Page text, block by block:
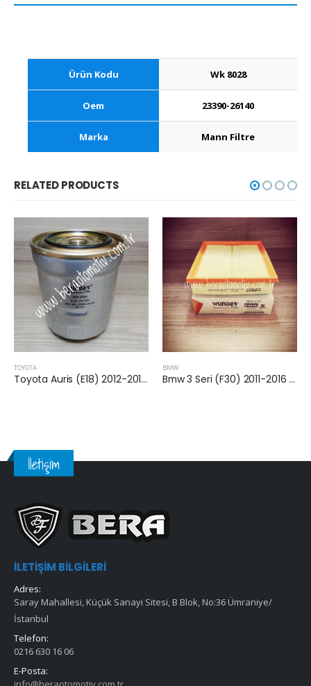
Ürün Kodu Wk 8028
Oem 23390-26140
Marka Mann Filtre
RELATED PRODUCTS
Toyota Auris (E18) 2012-2018 Arası 1.4 D-4 Dizel Yakıt Filtresi Bmw 3 Seri (F30) 2011-2016 Arası Dizel Hava Filtresi
İletişim
İLETIŞIM BILGILERI
Adres:
Saray Mahallesi, Küçük Sanayi Sitesi, B Blok, No:36 Ümraniye/
İstanbul
Telefon:
0216 630 16 06
E-Posta: